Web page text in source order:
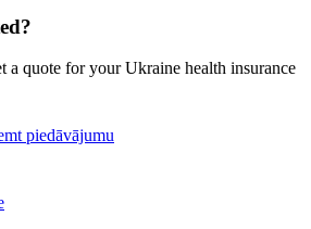
a quote for your Ukraine health insurance
piedāvājumu